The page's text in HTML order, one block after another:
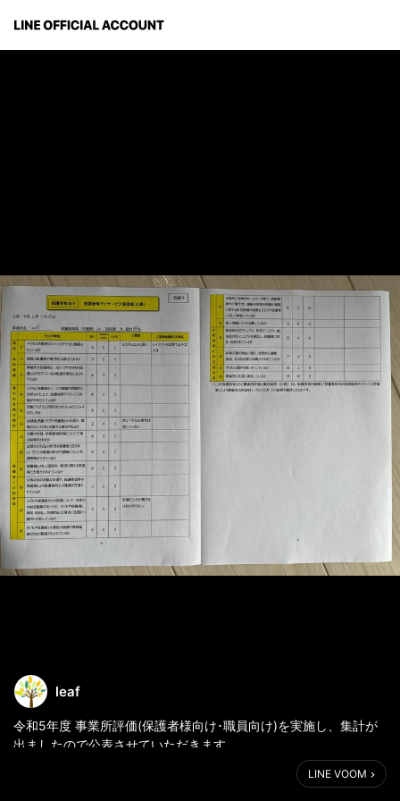
leaf
令和5年度 事業所評価(保護者様向け･職員向け)を実施し、集計が
出ましたので公表させていただきます。
保護者の皆様におかれましては、お忙しい中評価にご協力いただ
LINE VOOM